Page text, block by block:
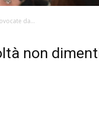
da...
non